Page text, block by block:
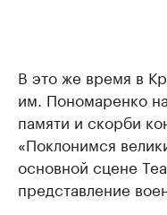
В это же время в
им. Пономаренко
памяти и скорби
«Поклонимся
основной сцене
представление